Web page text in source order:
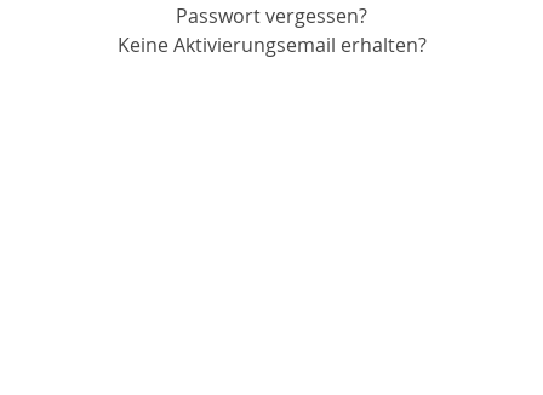
Passwort vergessen?
Keine Aktivierungsemail erhalten?